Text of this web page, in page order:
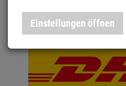
DHL National
Einstellungen öffnen